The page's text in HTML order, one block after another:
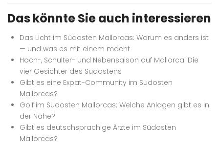
Das könnte Sie auch interessieren
Das Licht im Südosten Mallorcas: Warum es anders ist
— und was es mit einem macht
Hoch-, Schulter- und Nebensaison auf Mallorca: Die
vier Gesichter des Südostens
Gibt es eine Expat-Community im Südosten
Mallorcas?
Golf im Südosten Mallorcas: Welche Anlagen gibt es in
der Nähe?
Gibt es deutschsprachige Ärzte im Südosten
Mallorcas?